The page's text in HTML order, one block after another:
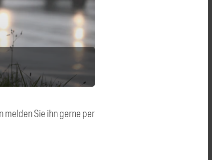
melden Sie ihn gerne per